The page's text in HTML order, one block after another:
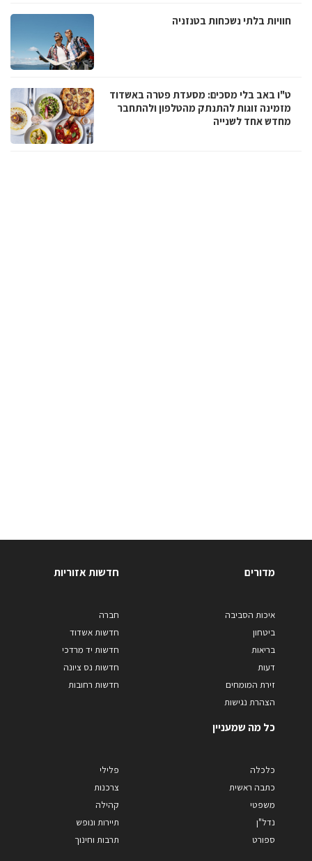
חוויות בלתי נשכחות בטנזניה
ט"ו באב בלי מסכים: מסעדת פטרה באשדוד
מזמינה זוגות להתנתק מהטלפון ולהתחבר
מחדש אחד לשנייה
מדורים
איכות הסביבה
ביטחון
בריאות
דעות
זירת המומחים
הצהרת נגישות
חדשות אזוריות
חברה
חדשות אשדוד
חדשות יד מרדכי
חדשות נס ציונה
חדשות רחובות
כל מה שמעניין
כלכלה
כתבה ראשית
משפטי
נדל"ן
ספורט
פלילי
צרכנות
קהילה
תיירות ונופש
תרבות וחינוך